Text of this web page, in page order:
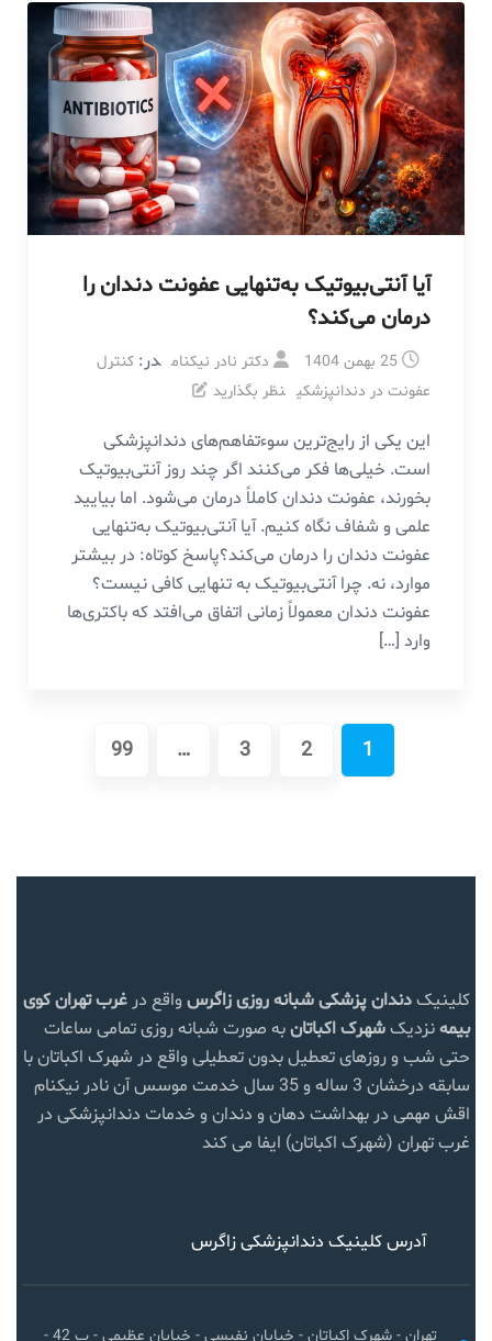
آیا آنتی‌بیوتیک به‌تنهایی عفونت دندان را
درمان می‌کند؟
25 بهمن 1404 دکتر نادر نیکنام در: کنترل
عفونت در دندانپزشکی نظر بگذارید
این یکی از رایج‌ترین سوءتفاهم‌های دندانپزشکی
است. خیلی‌ها فکر می‌کنند اگر چند روز آنتی‌بیوتیک
بخورند، عفونت دندان کاملاً درمان می‌شود. اما بیایید
علمی و شفاف نگاه کنیم. آیا آنتی‌بیوتیک به‌تنهایی
عفونت دندان را درمان می‌کند؟پاسخ کوتاه: در بیشتر
موارد، نه. چرا آنتی‌بیوتیک به تنهایی کافی نیست؟
عفونت دندان معمولاً زمانی اتفاق می‌افتد که باکتری‌ها
وارد […]
1
2
3
…
99
کلینیکدندان پزشکی شبانه روزی زاگرس واقع در غرب تهرانکوی
بیمهنزدیکشهرک اکباتانبه صورت شبانه روزی تمامی ساعات
حتی شب و روزهای تعطیل بدون تعطیلی واقع در شهرک اکباتان با
سابقه درخشان 3 ساله و 35 سال خدمت موسس آن نادر نیکنام
اقش مهمی در بهداشت دهان و دندان و خدمات دندانپزشکی در
غرب تهران (شهرک اکباتان) ایفا می کند
آدرس کلینیک دندانپزشکی زاگرس
تهران - شهرک اکباتان - خیابان نفیسی - خیابان عظیمی - پ 42 -